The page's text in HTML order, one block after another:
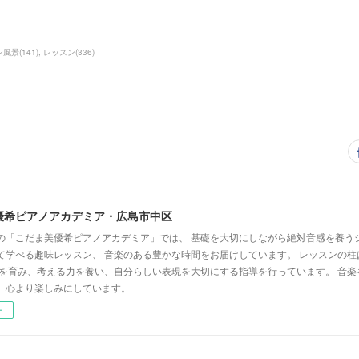
風景(141) レッスン(336)
希ピアノアカデミア・広島市中区
「こだま美優希ピアノアカデミア」では、 基礎を大切にしながら絶対音感を養
学べる趣味レッスン、 音楽のある豊かな時間をお届けしています。 レッスンの柱
育み、考える力を養い、自分らしい表現を大切にする指導を行っています。 音
心より楽しみにしています。